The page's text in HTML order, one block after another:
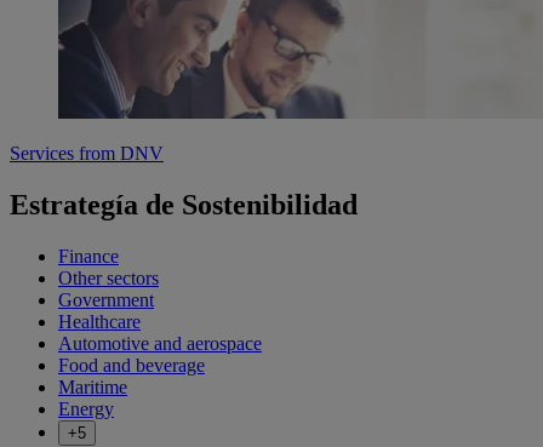
Services from DNV
Estrategía de Sostenibilidad
Finance
Other sectors
Government
Healthcare
Automotive and aerospace
Food and beverage
Maritime
Energy
+5